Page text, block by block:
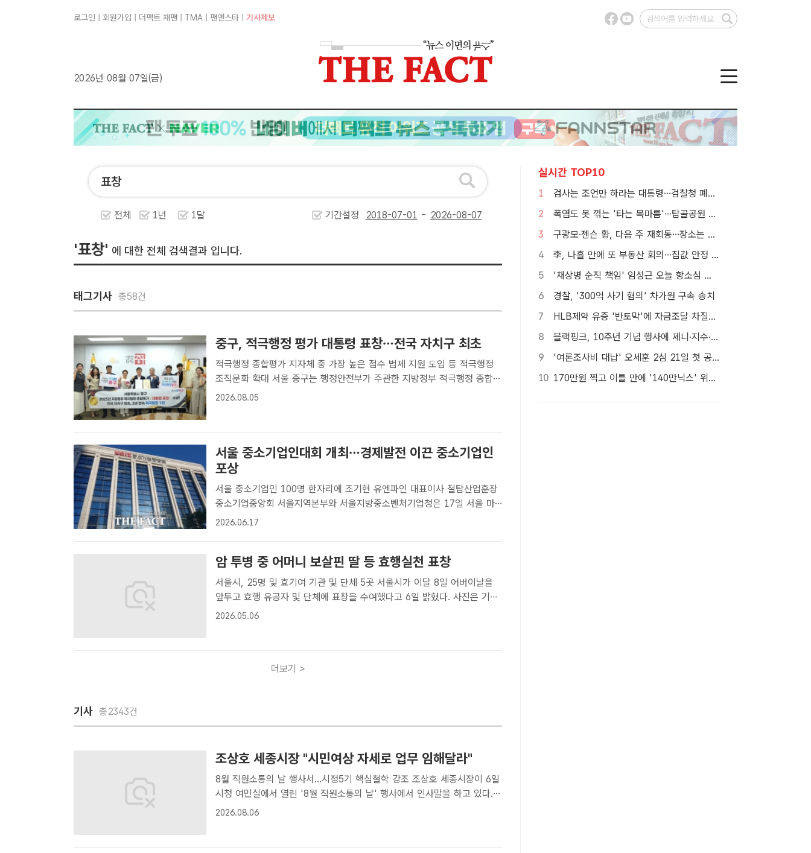
로그인 회원가입 더팩트 재팬 TMA 팬앤스타 기사제보
2026년 08월 07일(금)
전체 1년 1달 기간설정 -
'표창' 에 대한 전체 검색결과 입니다.
태그기사 총58건
중구, 적극행정 평가 대통령 표창…전국 자치구 최초
적극행정 종합평가 지자체 중 가장 높은 점수 법제 지원 도입 등 적극행정
조직문화 확대 서울 중구는 행정안전부가 주관한 지방정부 적극행정 종합평
가에서 전국 자치구 최초로 대통령 표창을 받았다고 5일 밝혔다. 사진은 김
2026.08.05
서울 중소기업인대회 개최…경제발전 이끈 중소기업인
포상
서울 중소기업인 100명 한자리에 조기현 유엔파인 대표이사 철탑산업훈장
중소기업중앙회 서울지역본부와 서울지방중소벤처기업청은 17일 서울 마
포구 중소기업DMC타워에서 '2026 서울 중소기업인대회'를 개최했다. /중
2026.06.17
암 투병 중 어머니 보살핀 딸 등 효행실천 표창
서울시, 25명 및 효기여 기관 및 단체 5곳 서울시가 이달 8일 어버이날을
앞두고 효행 유공자 및 단체에 표창을 수여했다고 6일 밝혔다. 사진은 기사
내용과 관련없음. /더팩트 DB[더팩트 | 김명주 기자] 서울시가 어버이날을
2026.05.06
더보기 >
기사 총2343건
조상호 세종시장 "시민여상 자세로 업무 임해달라"
8월 직원소통의 날 행사서...시정5기 핵심철학 강조 조상호 세종시장이 6일
시청 여민실에서 열린 '8월 직원소통의 날' 행사에서 인사말을 하고 있다. /
세종시[더팩트ㅣ세종=김형중 기자] 조상호 세종시장이 6일 시청 여민실에
2026.08.06
실시간 TOP10
1
검사는 조언만 하라는 대통령…검찰청 폐지 앞둔 합수본 '딜레마'
2
폭염도 못 꺾는 '타는 목마름'…탑골공원 아리수 냉장고 가보니
3
구광모·젠슨 황, 다음 주 재회동…장소는 실리콘밸리
4
李, 나흘 만에 또 부동산 회의…집값 안정 승부처 '공급' 점검
5
'채상병 순직 책임' 임성근 오늘 항소심 선고…1심 징역 3년
6
경찰, '300억 사기 혐의' 차가원 구속 송치
7
HLB제약 유증 '반토막'에 자금조달 차질…R&D 줄이고 채무상환금 제외
8
블랙핑크, 10주년 기념 행사에 제니·지수·로제·리사 4인 완전체 참석
9
'여론조사비 대납' 오세훈 2심 21일 첫 공판…1심 당선무효형
10
170만원 찍고 이틀 만에 '140만닉스' 위태…SK하이닉스 4%대 급락